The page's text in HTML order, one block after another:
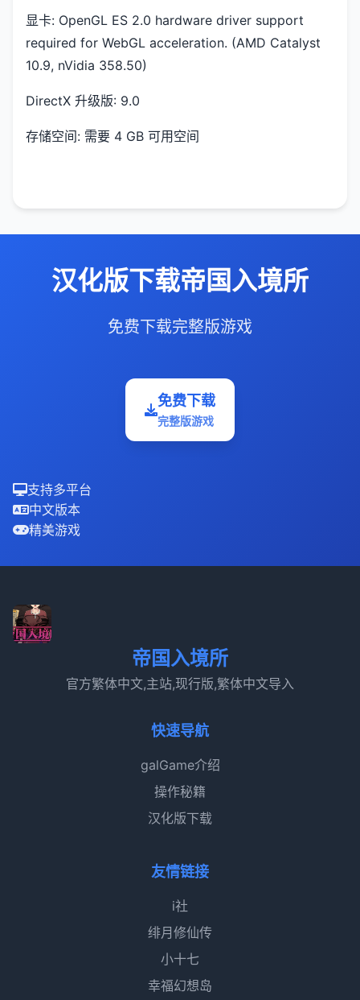
显卡: OpenGL ES 2.0 hardware driver support
required for WebGL acceleration. (AMD Catalyst
10.9, nVidia 358.50)
DirectX 升级版: 9.0
存储空间: 需要 4 GB 可用空间
汉化版下载帝国入境所
免费下载完整版游戏
免费下载
完整版游戏
支持多平台
中文版本
精美游戏
帝国入境所
官方繁体中文,主站,现行版,繁体中文导入
快速导航
galGame介绍
操作秘籍
汉化版下载
友情链接
i社
绯月修仙传
小十七
幸福幻想岛